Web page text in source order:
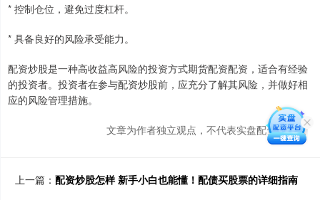
* 控制仓位，避免过度杠杆。
* 具备良好的风险承受能力。
配资炒股是一种高收益高风险的投资方式期货配资配资，适合有经验
的投资者。投资者在参与配资炒股前，应充分了解其风险，并做好相
应的风险管理措施。
文章为作者独立观点，不代表实盘配资网观点
上一篇： 配资炒股怎样 新手小白也能懂！配债买股票的详细指南